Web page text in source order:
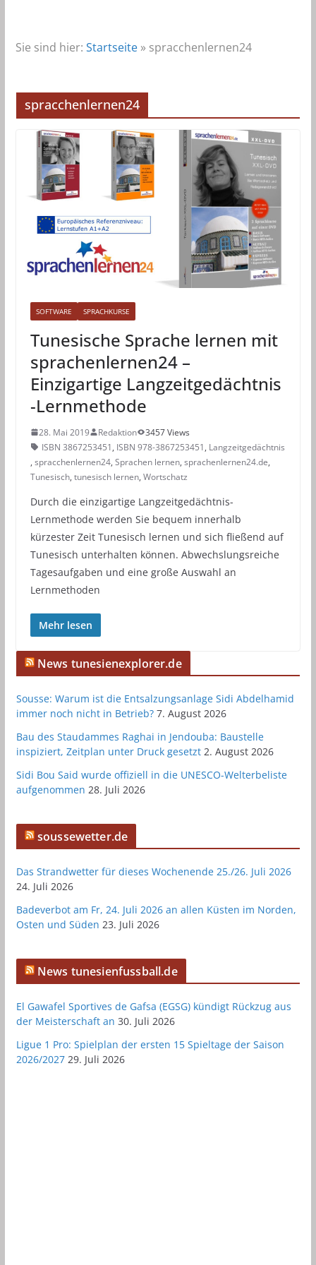
Sie sind hier: Startseite» spracchenlernen24
spracchenlernen24
SOFTWARE SPRACHKURSE
Tunesische Sprache lernen mit
sprachenlernen24 –
Einzigartige Langzeitgedächtnis
-Lernmethode
28. Mai 2019 Redaktion
3457 Views
ISBN 3867253451, ISBN 978-3867253451, Langzeitgedächtnis
, spracchenlernen24, Sprachen lernen, sprachenlernen24.de,
Tunesisch, tunesisch lernen, Wortschatz
Durch die einzigartige Langzeitgedächtnis-
Lernmethode werden Sie bequem innerhalb
kürzester Zeit Tunesisch lernen und sich fließend auf
Tunesisch unterhalten können. Abwechslungsreiche
Tagesaufgaben und eine große Auswahl an
Lernmethoden
Mehr lesen
News tunesienexplorer.de
Sousse: Warum ist die Entsalzungsanlage Sidi Abdelhamid
immer noch nicht in Betrieb? 7. August 2026
Bau des Staudammes Raghai in Jendouba: Baustelle
inspiziert, Zeitplan unter Druck gesetzt 2. August 2026
Sidi Bou Said wurde offiziell in die UNESCO-Welterbeliste
aufgenommen 28. Juli 2026
soussewetter.de
Das Strandwetter für dieses Wochenende 25./26. Juli 2026
24. Juli 2026
Badeverbot am Fr, 24. Juli 2026 an allen Küsten im Norden,
Osten und Süden 23. Juli 2026
News tunesienfussball.de
El Gawafel Sportives de Gafsa (EGSG) kündigt Rückzug aus
der Meisterschaft an 30. Juli 2026
Ligue 1 Pro: Spielplan der ersten 15 Spieltage der Saison
2026/2027 29. Juli 2026